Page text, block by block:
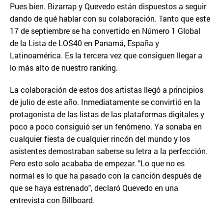
Pues bien. Bizarrap y Quevedo están dispuestos a seguir
dando de qué hablar con su colaboración. Tanto que este
17 de septiembre se ha convertido en Número 1 Global
de la Lista de LOS40 en Panamá, España y
Latinoamérica. Es la tercera vez que consiguen llegar a
lo más alto de nuestro ranking.
La colaboración de estos dos artistas llegó a principios
de julio de este año. Inmediatamente se convirtió en la
protagonista de las listas de las plataformas digitales y
poco a poco consiguió ser un fenómeno. Ya sonaba en
cualquier fiesta de cualquier rincón del mundo y los
asistentes demostraban saberse su letra a la perfección.
Pero esto solo acababa de empezar. "Lo que no es
normal es lo que ha pasado con la canción después de
que se haya estrenado", declaró Quevedo en una
entrevista con Billboard.